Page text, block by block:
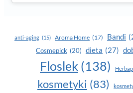
anti-aging (15) Aroma Home (17) Bandi
Cosmepick (20) dieta (27)
Floslek (138)
kosmetyki (83)